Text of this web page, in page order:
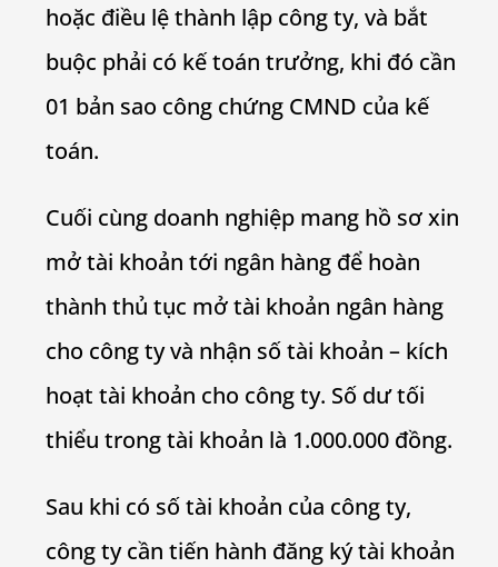
hoặc điều lệ thành lập công ty, và bắt
buộc phải có kế toán trưởng, khi đó cần
01 bản sao công chứng CMND của kế
toán.
Cuối cùng doanh nghiệp mang hồ sơ xin
mở tài khoản tới ngân hàng để hoàn
thành thủ tục mở tài khoản ngân hàng
cho công ty và nhận số tài khoản – kích
hoạt tài khoản cho công ty. Số dư tối
thiểu trong tài khoản là 1.000.000 đồng.
Sau khi có số tài khoản của công ty,
công ty cần tiến hành đăng ký tài khoản